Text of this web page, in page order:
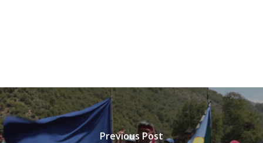
Previous Post